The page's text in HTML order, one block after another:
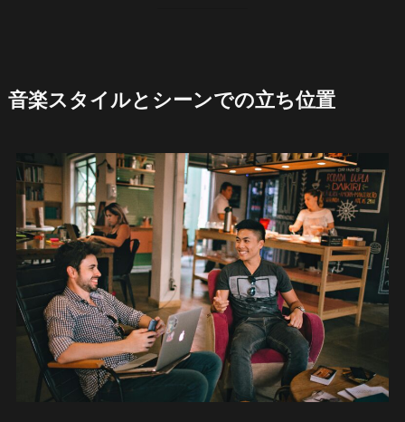
音楽スタイルとシーンでの立ち位置